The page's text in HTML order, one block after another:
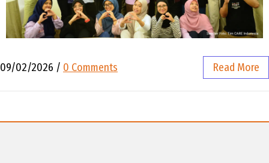
09/02/2026 / 0 Comments Read More